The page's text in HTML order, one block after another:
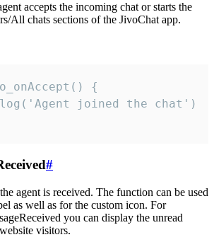
accepts the incoming chat or starts the
All chats sections of the JivoChat app.
{
#
agent is received. The function can be used
as well as for the custom icon. For
you can display the unread
visitors.